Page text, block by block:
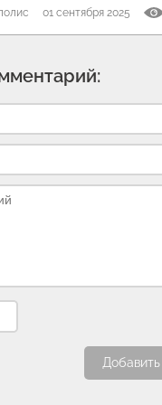
01 сентября 2025